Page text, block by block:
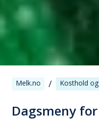
Melk.no / Kosthold
Dagsmeny